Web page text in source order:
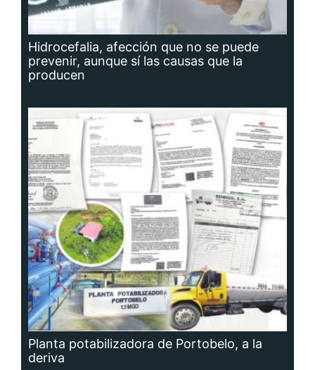
Hidrocefalia, afección que no se puede
prevenir, aunque sí las causas que la
producen
Planta potabilizadora de Portobelo, a la
deriva